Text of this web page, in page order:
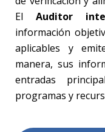
El Auditor
información
aplicables y
manera, sus
entradas
programas y